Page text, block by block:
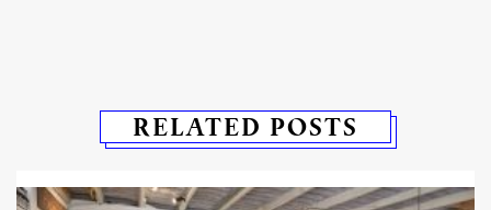
RELATED POSTS